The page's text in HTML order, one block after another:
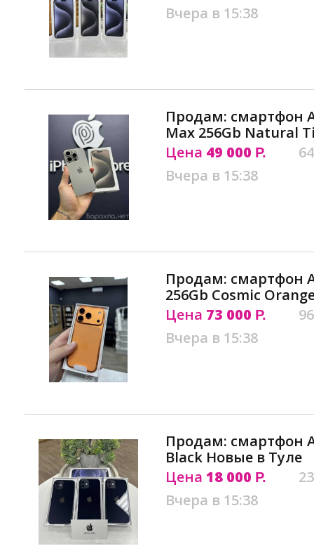
Вчера в 15:38
Продам: смартфон
Max 256Gb Natural
Цена 49 000 Р.
Вчера в 15:38
Продам: смартфон
256Gb Cosmic
Цена 73 000 Р.
Вчера в 15:38
Продам: смартфон
Black Новые в Туле
Цена 18 000 Р.
Вчера в 15:38